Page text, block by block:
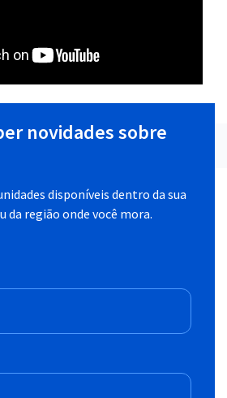
novidades sobre
disponíveis dentro da sua
da região onde você mora.